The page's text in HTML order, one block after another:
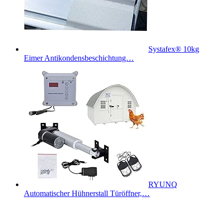
Systafex® 10kg
Eimer Antikondensbeschichtung…
RYUNQ
Automatischer Hühnerstall Türöffner,…